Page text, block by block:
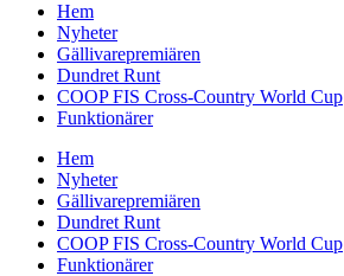
Hem
Nyheter
Gällivarepremiären
Dundret Runt
COOP FIS Cross-Country World Cup
Funktionärer
Hem
Nyheter
Gällivarepremiären
Dundret Runt
COOP FIS Cross-Country World Cup
Funktionärer